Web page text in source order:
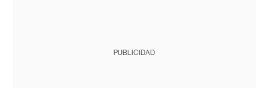
PUBLICIDAD